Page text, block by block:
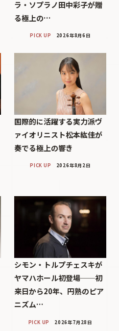
ラ・ソプラノ田中彩子が贈
る極上の…
PICK UP 2026年8月6日
国際的に活躍する実力派ヴ
ァイオリニスト松本紘佳が
奏でる極上の響き
PICK UP 2026年8月2日
シモン・トルプチェスキが
ヤマハホール初登場──初
来日から20年、円熟のピア
ニズム…
PICK UP 2026年7月28日